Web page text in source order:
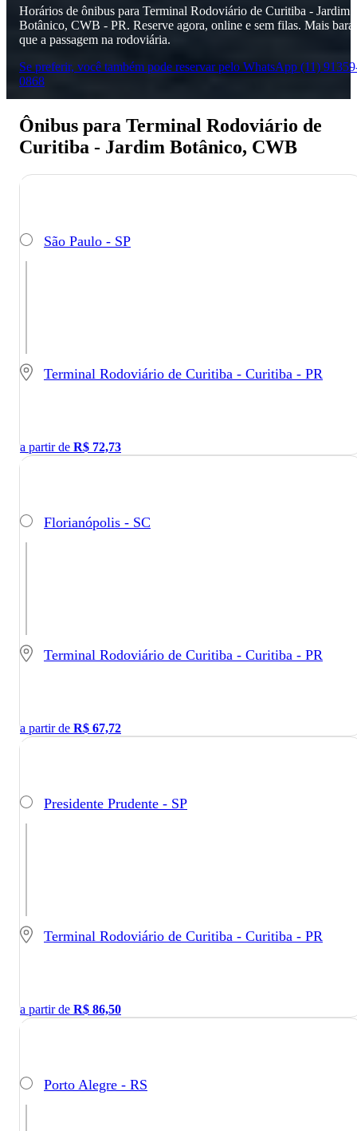
Horários de ônibus para Terminal Rodoviário de Curitiba - Jardim
Botânico, CWB - PR. Reserve agora, online e sem filas. Mais
que a passagem na rodoviária.
Se preferir, você também pode reservar pelo WhatsApp (11)
0868
Ônibus para Terminal Rodoviário de
Curitiba - Jardim Botânico, CWB
São Paulo - SP
Terminal Rodoviário de Curitiba - Curitiba - PR
a partir de R$ 72,73
Florianópolis - SC
Terminal Rodoviário de Curitiba - Curitiba - PR
a partir de R$ 67,72
Presidente Prudente - SP
Terminal Rodoviário de Curitiba - Curitiba - PR
a partir de R$ 86,50
Porto Alegre - RS